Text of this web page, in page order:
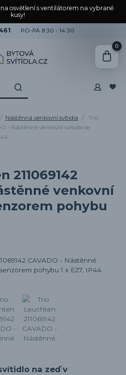
osvětlení s ventilátorem na vybrané
kusy!
PO-PÁ 8:30 - 14:30
0
Nástěnná venkovní svítidla
Trio
- Nástěnné venkovní svítidlo se
211069142
venkovní
pohybu
na zeď v